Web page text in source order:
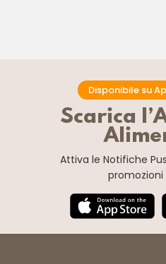
Disponibile su
Scarica
Attiva le Notifiche
promozioni